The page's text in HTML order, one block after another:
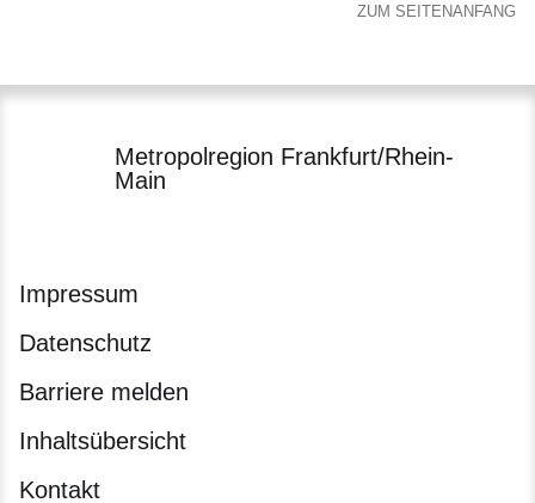
ZUM SEITENANFANG
Metropolregion Frankfurt/Rhein-
Main
Impressum
Datenschutz
Barriere melden
Inhaltsübersicht
Kontakt